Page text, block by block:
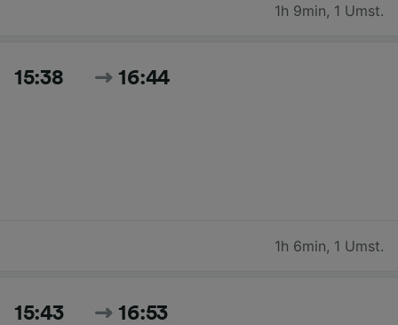
1h 9min, 1 Umst.
15:38 16:44
1h 6min, 1 Umst.
15:43 16:53